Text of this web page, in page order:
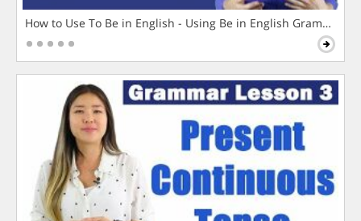
How to Use To Be in English - Using Be in English Grammar